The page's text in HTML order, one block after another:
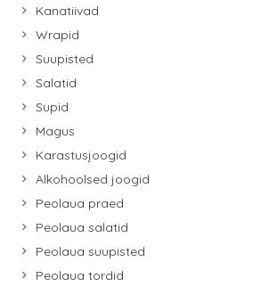
Kanatiivad
Wrapid
Suupisted
Salatid
Supid
Magus
Karastusjoogid
Alkohoolsed joogid
Peolaua praed
Peolaua salatid
Peolaua suupisted
Peolaua tordid